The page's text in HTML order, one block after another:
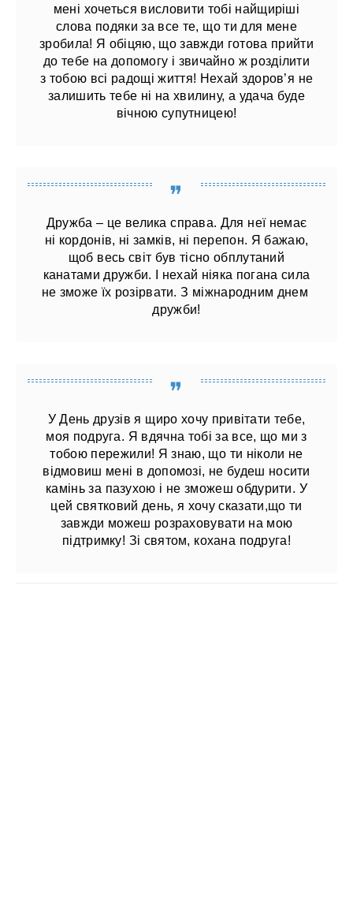
мені хочеться висловити тобі найщиріші
слова подяки за все те, що ти для мене
зробила! Я обіцяю, що завжди готова прийти
до тебе на допомогу і звичайно ж розділити
з тобою всі радощі життя! Нехай здоров’я не
залишить тебе ні на хвилину, а удача буде
вічною супутницею!
Дружба – це велика справа. Для неї немає
ні кордонів, ні замків, ні перепон. Я бажаю,
щоб весь світ був тісно обплутаний
канатами дружби. І нехай ніяка погана сила
не зможе їх розірвати. З міжнародним днем ​​
дружби!
У День друзів я щиро хочу привітати тебе,
моя подруга. Я вдячна тобі за все, що ми з
тобою пережили! Я знаю, що ти ніколи не
відмовиш мені в допомозі, не будеш носити
камінь за пазухою і не зможеш обдурити. У
цей святковий день, я хочу сказати,що ти
завжди можеш розраховувати на мою
підтримку! Зі святом, кохана подруга!